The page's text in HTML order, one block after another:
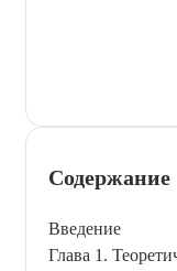
Содержание
Введение
Глава 1.